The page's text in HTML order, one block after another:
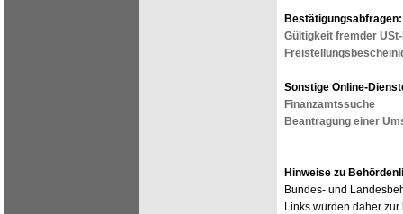
Bestätigungsabfragen:
Gültigkeit fremder
Sonstige Online-
Finanzamtssuche
Beantragung einer
Hinweise zu
Bundes- und
Links wurden daher